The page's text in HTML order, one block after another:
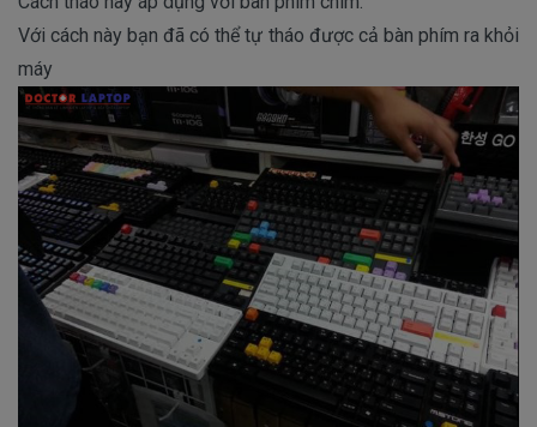
Với cách này bạn đã có thể tự tháo được cả bàn phím ra khỏi
máy